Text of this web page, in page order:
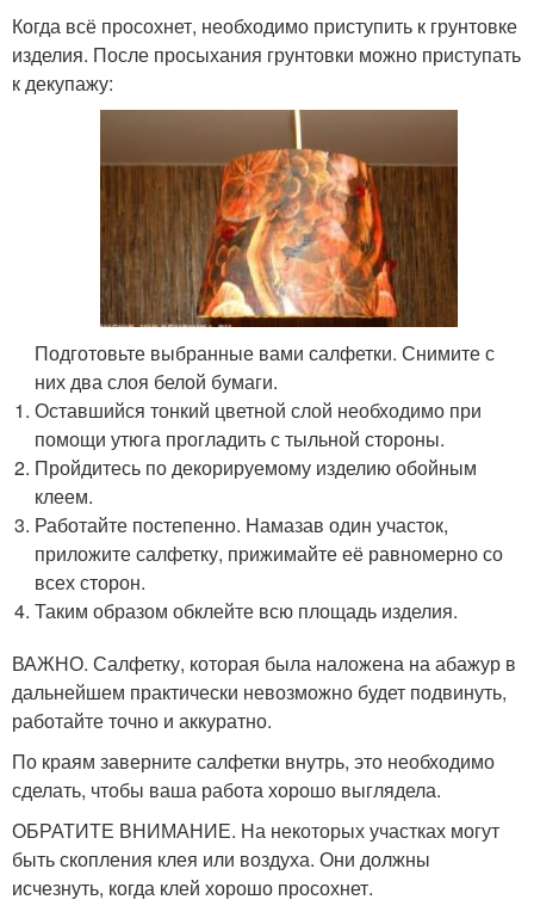
Когда всё просохнет, необходимо приступить к грунтовке
изделия. После просыхания грунтовки можно приступать
к декупажу:
Подготовьте выбранные вами салфетки. Снимите с
них два слоя белой бумаги.
Оставшийся тонкий цветной слой необходимо при
помощи утюга прогладить с тыльной стороны.
Пройдитесь по декорируемому изделию обойным
клеем.
Работайте постепенно. Намазав один участок,
приложите салфетку, прижимайте её равномерно со
всех сторон.
Таким образом обклейте всю площадь изделия.
ВАЖНО. Салфетку, которая была наложена на абажур в
дальнейшем практически невозможно будет подвинуть,
работайте точно и аккуратно.
По краям заверните салфетки внутрь, это необходимо
сделать, чтобы ваша работа хорошо выглядела.
ОБРАТИТЕ ВНИМАНИЕ. На некоторых участках могут
быть скопления клея или воздуха. Они должны
исчезнуть, когда клей хорошо просохнет.